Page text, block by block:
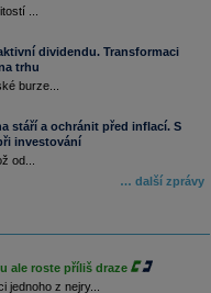
...
dividendu. Transformaci
trhu
burze...
stáří a ochránit před inflací. S
investování
od...
… další zprávy
ale roste příliš draze
z nejry...